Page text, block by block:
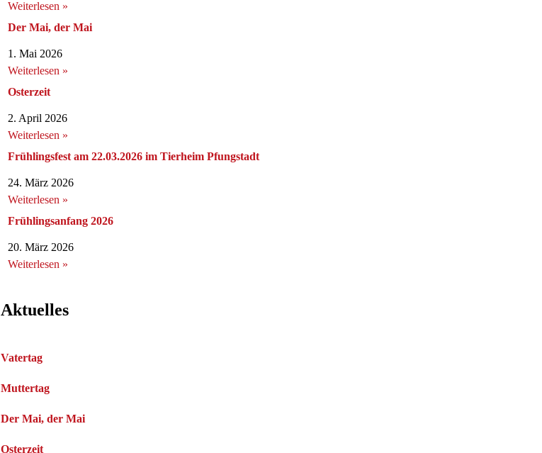
Weiterlesen »
Der Mai, der Mai
1. Mai 2026
Weiterlesen »
Osterzeit
2. April 2026
Weiterlesen »
Frühlingsfest am 22.03.2026 im Tierheim Pfungstadt
24. März 2026
Weiterlesen »
Frühlingsanfang 2026
20. März 2026
Weiterlesen »
Aktuelles
Vatertag
Muttertag
Der Mai, der Mai
Osterzeit